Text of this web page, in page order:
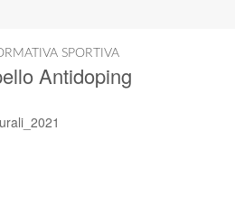
SPORTIVA
Antidoping